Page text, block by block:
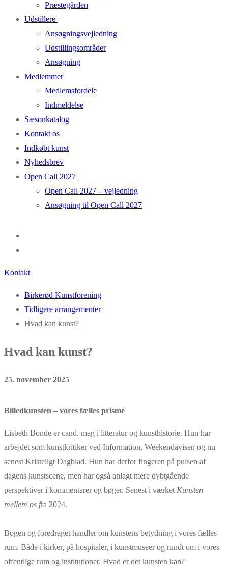
Præstegården
Udstillere
Ansøgningsvejledning
Udstillingsområder
Ansøgning
Medlemmer
Medlemsfordele
Indmeldelse
Sæsonkatalog
Kontakt os
Indkøbt kunst
Nyhedsbrev
Open Call 2027
Open Call 2027 – vejledning
Ansøgning til Open Call 2027
Kontakt
Birkerød Kunstforening
Tidligere arrangementer
Hvad kan kunst?
Hvad kan kunst?
25. november 2025
Billedkunsten – vores fælles prisme
Lisbeth Bonde er cand. mag i litteratur og kunsthistorie. Hun har
arbejdet som kunstkritiker ved Information, Weekendavisen og nu
senest Kristeligt Dagblad. Hun har derfor fingeren på pulsen af
dagens kunstscene, men har også anlagt mere dybtgående
perspektiver i kommentarer og bøger. Senest i værket Kunsten
mellem os fra 2024.
Bogen og foredraget handler om kunstens betydning i vores fælles
rum. Både i kirker, på hospitaler, i kunstmuseer og rundt om i vores
offentlige rum og institutioner. Hvad er det kunsten kan?